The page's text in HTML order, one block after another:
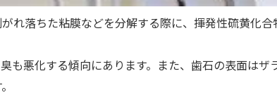
れ落ちた粘膜などを分解する際に、揮発性硫黄化合
悪化する傾向にあります。また、歯石の表面はザ